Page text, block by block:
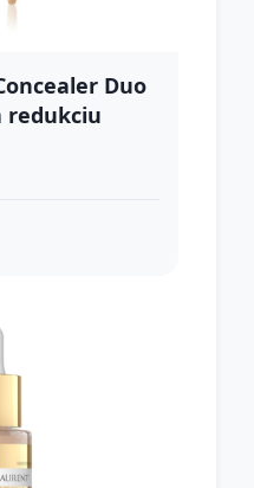
Duo
redukciu